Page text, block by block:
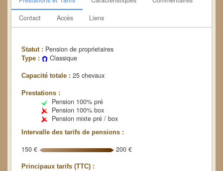
Contact
Accès Liens
Statut : Pension de proprietaires
Type : Classique
Capacité totale : 25 chevaux
Prestations :
Pension 100% pré
Pension 100% box
Pension mixte pré / box
Intervalle des tarifs de pensions :
150 € 200 €
Principaux tarifs (TTC) :